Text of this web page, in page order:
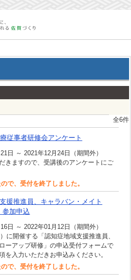
全6件
従事者研修会アンケート
日 ～ 2021年12月24日（期間外）
きますので、受講後のアンケートにご
で、受付を終了しました。
援推進員、キャラバン・メイト
加申込
日 ～ 2022年01月12日（期間外）
に開催する「認知症地域支援推進員、
ーアップ研修」の申込受付フォームで
を入力いただきお申込みください。
で、受付を終了しました。